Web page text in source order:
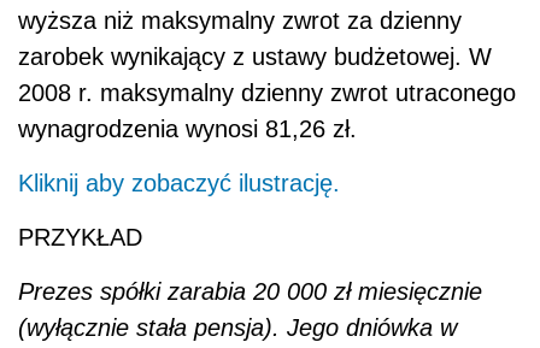
wyższa niż maksymalny zwrot za dzienny
zarobek wynikający z ustawy budżetowej. W
2008 r. maksymalny dzienny zwrot utraconego
wynagrodzenia wynosi 81,26 zł.
Kliknij aby zobaczyć ilustrację.
PRZYKŁAD
Prezes spółki zarabia 20 000 zł miesięcznie
(wyłącznie stała pensja). Jego dniówka w